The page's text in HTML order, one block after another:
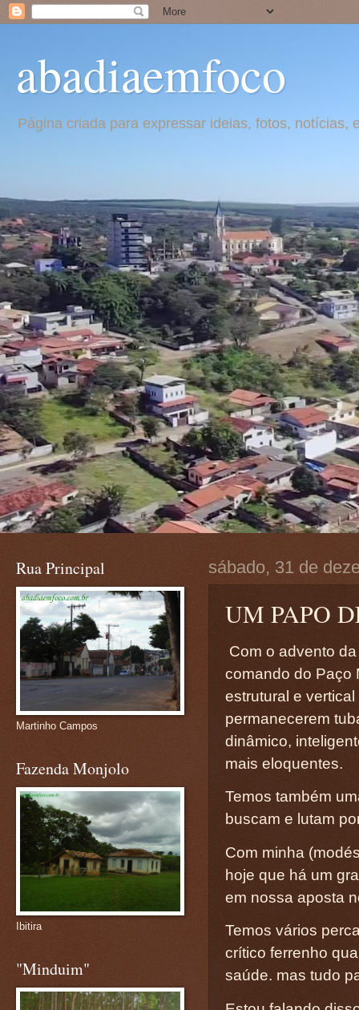
abadiaemfoco
Página criada para expressar ideias, fotos,
sábado, 31 de
UM PAPO
Com o advento
comando do Paço
estrutural e
permanecerem
dinâmico,
mais eloquentes.
Temos também
buscam e lutam
Com minha
hoje que há um
em nossa aposta
Temos vários
crítico ferrenho
saúde. mas tudo
Rua Principal
Martinho Campos
Fazenda Monjolo
Ibitira
"Minduim"